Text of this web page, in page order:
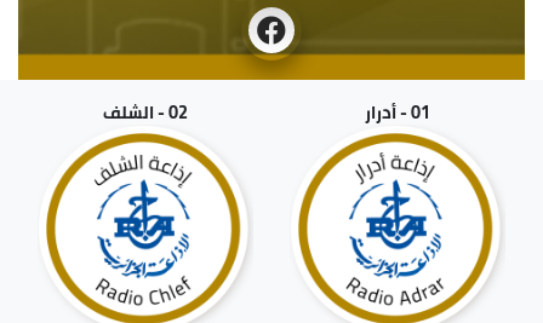
01 - أدرار 02 - الشلف